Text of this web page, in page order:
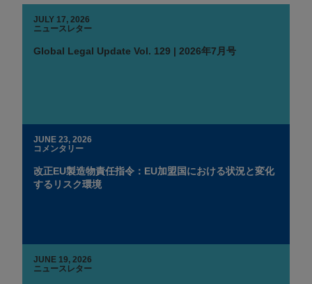
JULY 17, 2026
ニュースレター
Global Legal Update Vol. 129 | 2026年7月号
JUNE 23, 2026
コメンタリー
改正EU製造物責任指令：EU加盟国における状況と変化
するリスク環境
JUNE 19, 2026
ニュースレター